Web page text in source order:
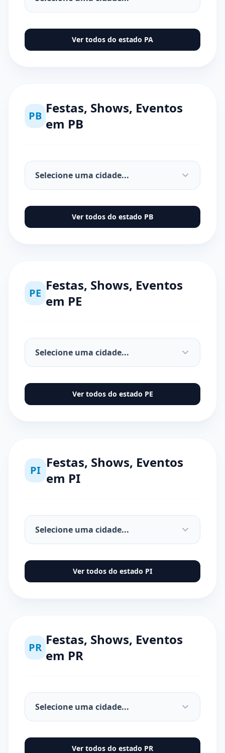
Ver todos do estado PA
PB Festas, Shows, Eventos
em PB
Ver todos do estado PB
PE Festas, Shows, Eventos
em PE
Ver todos do estado PE
PI Festas, Shows, Eventos
em PI
Ver todos do estado PI
PR Festas, Shows, Eventos
em PR
Ver todos do estado PR